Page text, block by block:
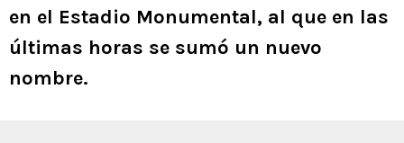
en el Estadio Monumental, al que en las
últimas horas se sumó un nuevo
nombre.